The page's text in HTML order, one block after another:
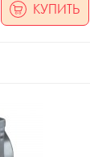
КУПИТЬ